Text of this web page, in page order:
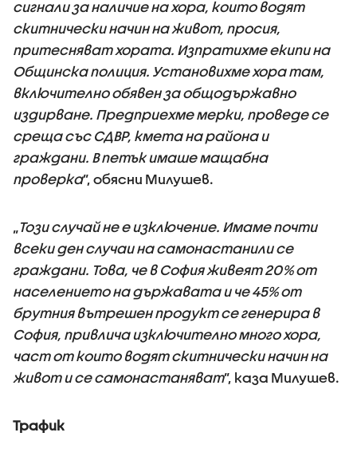
сигнали за наличие на хора, които водят
скитнически начин на живот, просия,
притесняват хората. Изпратихме екипи на
Общинска полиция. Установихме хора там,
включително обявен за общодържавно
издирване. Предприехме мерки, проведе се
среща със СДВР, кмета на района и
граждани. В петък имаше мащабна
проверка”, обясни Милушев.
„Този случай не е изключение. Имаме почти
всеки ден случаи на самонастанили се
граждани. Това, че в София живеят 20% от
населението на държавата и че 45% от
брутния вътрешен продукт се генерира в
София, привлича изключително много хора,
част от които водят скитнически начин на
живот и се самонастаняват”, каза Милушев.
Трафик